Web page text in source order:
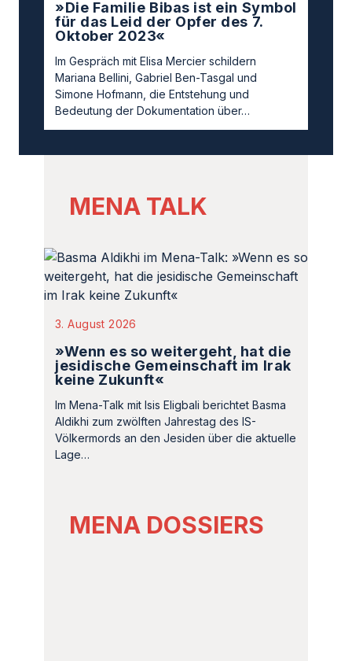
»Die Familie Bibas ist ein Symbol
für das Leid der Opfer des 7.
Oktober 2023«
Im Gespräch mit Elisa Mercier schildern
Mariana Bellini, Gabriel Ben-Tasgal und
Simone Hofmann, die Entstehung und
Bedeutung der Dokumentation über…
MENA TALK
3. August 2026
»Wenn es so weitergeht, hat die
jesidische Gemeinschaft im Irak
keine Zukunft«
Im Mena-Talk mit Isis Eligbali berichtet Basma
Aldikhi zum zwölften Jahrestag des IS-
Völkermords an den Jesiden über die aktuelle
Lage…
MENA DOSSIERS